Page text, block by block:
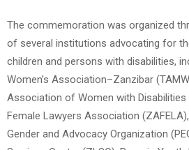
The commemoration was organized
of several institutions advocating for
children and persons with disabilities,
Women’s Association–Zanzibar
Association of Women with Disabilities
Female Lawyers Association
Gender and Advocacy Organization